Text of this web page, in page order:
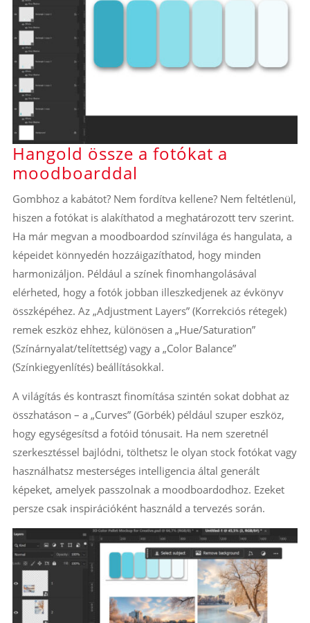
Hangold össze a fotókat a
moodboarddal
Gombhoz a kabátot? Nem fordítva kellene? Nem feltétlenül,
hiszen a fotókat is alakíthatod a meghatározott terv szerint.
Ha már megvan a moodboardod színvilága és hangulata, a
képeidet könnyedén hozzáigazíthatod, hogy minden
harmonizáljon. Például a színek finomhangolásával
elérheted, hogy a fotók jobban illeszkedjenek az évkönyv
összképéhez. Az „Adjustment Layers” (Korrekciós rétegek)
remek eszköz ehhez, különösen a „Hue/Saturation”
(Színárnyalat/telítettség) vagy a „Color Balance”
(Színkiegyenlítés) beállításokkal.
A világítás és kontraszt finomítása szintén sokat dobhat az
összhatáson – a „Curves” (Görbék) például szuper eszköz,
hogy egységesítsd a fotóid tónusait. Ha nem szeretnél
szerkesztéssel bajlódni, tölthetsz le olyan stock fotókat vagy
használhatsz mesterséges intelligencia által generált
képeket, amelyek passzolnak a moodboardodhoz. Ezeket
persze csak inspirációként használd a tervezés során.